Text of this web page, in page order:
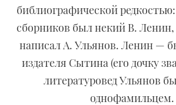
библиографической
сборников был некий В. Ленин,
написал А. Ульянов. Ленин —
издателя Сытина (его дочку
литературовед Ульянов
однофамильцем.